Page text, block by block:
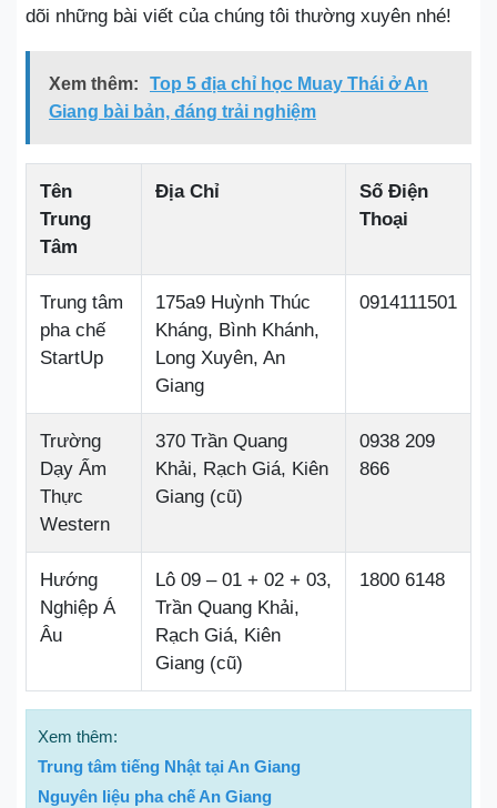
dõi những bài viết của chúng tôi thường xuyên nhé!
Xem thêm:
Top 5 địa chỉ học Muay Thái ở An
Giang bài bản, đáng trải nghiệm
Tên
Trung
Tâm
Địa Chỉ
Số Điện
Thoại
Trung tâm
pha chế
StartUp
175a9 Huỳnh Thúc
Kháng, Bình Khánh,
Long Xuyên, An
Giang
0914111501
Trường
Dạy Ẩm
Thực
Western
370 Trần Quang
Khải, Rạch Giá, Kiên
Giang (cũ)
0938 209
866
Hướng
Nghiệp Á
Âu
Lô 09 – 01 + 02 + 03,
Trần Quang Khải,
Rạch Giá, Kiên
Giang (cũ)
1800 6148
Xem thêm:
Trung tâm tiếng Nhật tại An Giang
Nguyên liệu pha chế An Giang